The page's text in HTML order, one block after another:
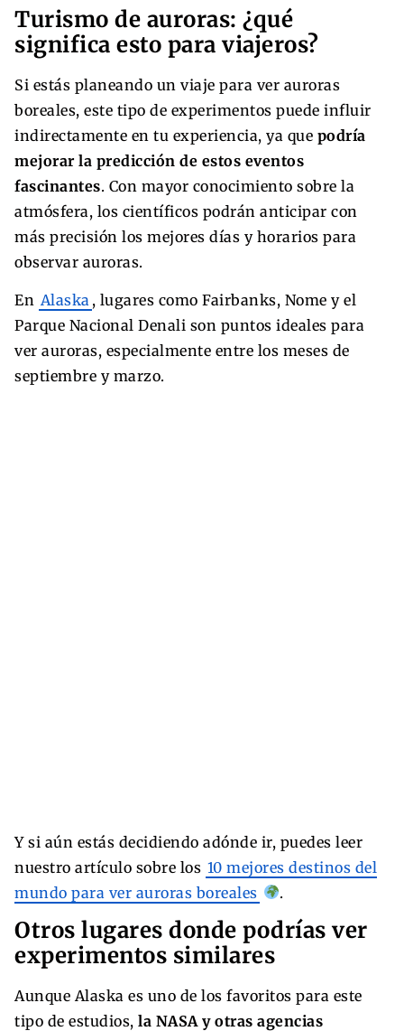
Turismo de auroras: ¿qué
significa esto para viajeros?
Si estás planeando un viaje para ver auroras
boreales, este tipo de experimentos puede influir
indirectamente en tu experiencia, ya que podría
mejorar la predicción de estos eventos
fascinantes. Con mayor conocimiento sobre la
atmósfera, los científicos podrán anticipar con
más precisión los mejores días y horarios para
observar auroras.
En Alaska , lugares como Fairbanks, Nome y el
Parque Nacional Denali son puntos ideales para
ver auroras, especialmente entre los meses de
septiembre y marzo.
Y si aún estás decidiendo adónde ir, puedes leer
nuestro artículo sobre los 10 mejores destinos del
mundo para ver auroras boreales
.
Otros lugares donde podrías ver
experimentos similares
Aunque Alaska es uno de los favoritos para este
tipo de estudios, la NASA y otras agencias